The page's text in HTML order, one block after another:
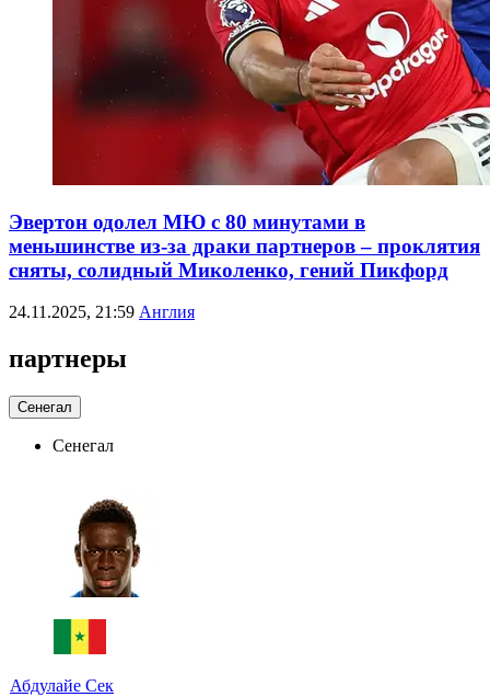
Эвертон одолел МЮ с 80 минутами в
меньшинстве из-за драки партнеров – проклятия
сняты, солидный Миколенко, гений Пикфорд
24.11.2025, 21:59 Англия
партнеры
Сенегал
Сенегал
Абдулайе Сек